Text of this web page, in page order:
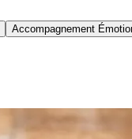
Accompagnement